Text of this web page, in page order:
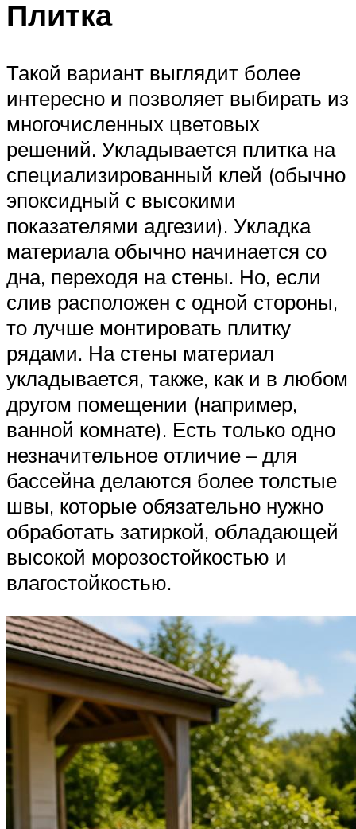
Плитка
Такой вариант выглядит более
интересно и позволяет выбирать из
многочисленных цветовых
решений. Укладывается плитка на
специализированный клей (обычно
эпоксидный с высокими
показателями адгезии). Укладка
материала обычно начинается со
дна, переходя на стены. Но, если
слив расположен с одной стороны,
то лучше монтировать плитку
рядами. На стены материал
укладывается, также, как и в любом
другом помещении (например,
ванной комнате). Есть только одно
незначительное отличие – для
бассейна делаются более толстые
швы, которые обязательно нужно
обработать затиркой, обладающей
высокой морозостойкостью и
влагостойкостью.